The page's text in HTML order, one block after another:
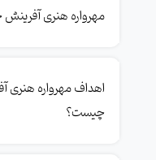
مهرواره هنری
اهداف مهرواره
چیست؟